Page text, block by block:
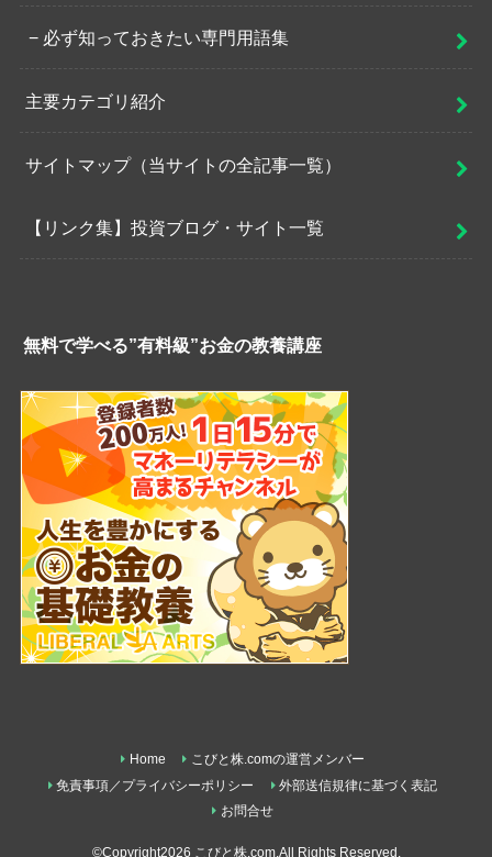
必ず知っておきたい専門用語集
主要カテゴリ紹介
サイトマップ（当サイトの全記事一覧）
【リンク集】投資ブログ・サイト一覧
無料で学べる”有料級”お金の教養講座
Home
こびと株.comの運営メンバー
免責事項／プライバシーポリシー
外部送信規律に基づく表記
お問合せ
©Copyright2026 こびと株.com.All Rights Reserved.